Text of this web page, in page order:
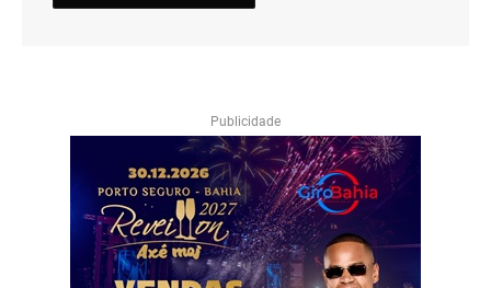
Publicidade